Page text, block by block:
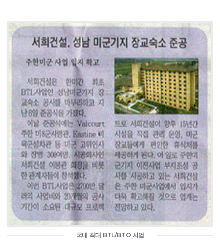
성남 미군기지
장교숙소 준공
국내 최대 BTL/BTO 사업